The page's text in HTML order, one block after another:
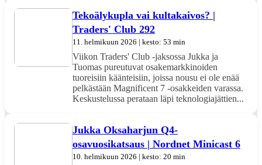
Tekoälykupla vai kultakaivos? |
Traders' Club 292
11. helmikuun 2026 | kesto: 53 min
Viikon Traders' Club -jaksossa Jukka ja
Tuomas pureutuvat osakemarkkinoiden
tuoreisiin käänteisiin, joissa nousu ei ole enää
pelkästään Magnificent 7 -osakkeiden varassa.
Keskustelussa perataan läpi teknologiajättien...
Jukka Oksaharjun Q4-
osavuosikatsaus | Nordnet Minicast 6
10. helmikuun 2026 | kesto: 20 min